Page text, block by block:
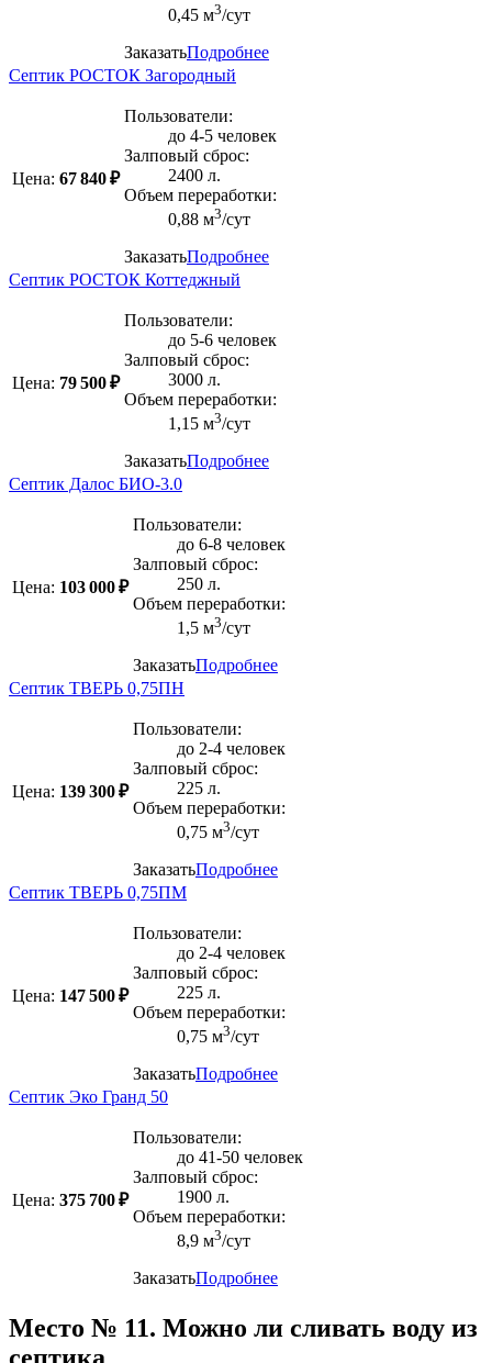
0,45 м3/сут
ЗаказатьПодробнее
Септик РОСТОК Загородный
Цена: 67 840 ₽
Пользователи:
до 4-5 человек
Залповый сброс:
2400 л.
Объем переработки:
0,88 м3/сут
ЗаказатьПодробнее
Септик РОСТОК Коттеджный
Цена: 79 500 ₽
Пользователи:
до 5-6 человек
Залповый сброс:
3000 л.
Объем переработки:
1,15 м3/сут
ЗаказатьПодробнее
Септик Далос БИО-3.0
Цена: 103 000 ₽
Пользователи:
до 6-8 человек
Залповый сброс:
250 л.
Объем переработки:
1,5 м3/сут
ЗаказатьПодробнее
Септик ТВЕРЬ 0,75ПН
Цена: 139 300 ₽
Пользователи:
до 2-4 человек
Залповый сброс:
225 л.
Объем переработки:
0,75 м3/сут
ЗаказатьПодробнее
Септик ТВЕРЬ 0,75ПМ
Цена: 147 500 ₽
Пользователи:
до 2-4 человек
Залповый сброс:
225 л.
Объем переработки:
0,75 м3/сут
ЗаказатьПодробнее
Септик Эко Гранд 50
Цена: 375 700 ₽
Пользователи:
до 41-50 человек
Залповый сброс:
1900 л.
Объем переработки:
8,9 м3/сут
ЗаказатьПодробнее
Место № 11. Можно ли сливать воду из
септика